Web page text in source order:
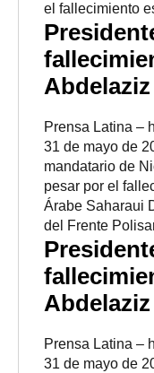
el fallecimiento
Abdelaziz
Prensa Latina –
31 de mayo de
mandatario de
pesar por el
Árabe Saharaui
del Frente
Abdelaziz
Prensa Latina –
31 de mayo de